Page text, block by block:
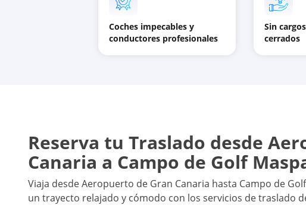
Coches impecables y
conductores profesionales
Sin
cerrados
Reserva tu Traslado desde
Canaria a Campo de Golf
Viaja desde Aeropuerto de Gran Canaria hasta Campo de
un trayecto relajado y cómodo con los servicios de traslado